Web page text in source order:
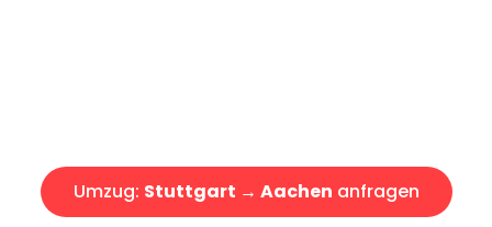
Umzug: Stuttgart → Aachen anfragen